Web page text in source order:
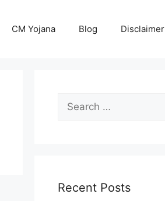
CM Yojana Blog Disclaimer
Search
for:
Recent Posts